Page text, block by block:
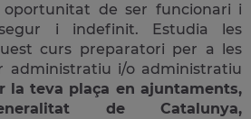
oportunitat de ser funcionari i
i indefinit. Estudia les
curs preparatori per a les
administratiu i/o administratiu
la teva plaça en ajuntaments,
de Catalunya,